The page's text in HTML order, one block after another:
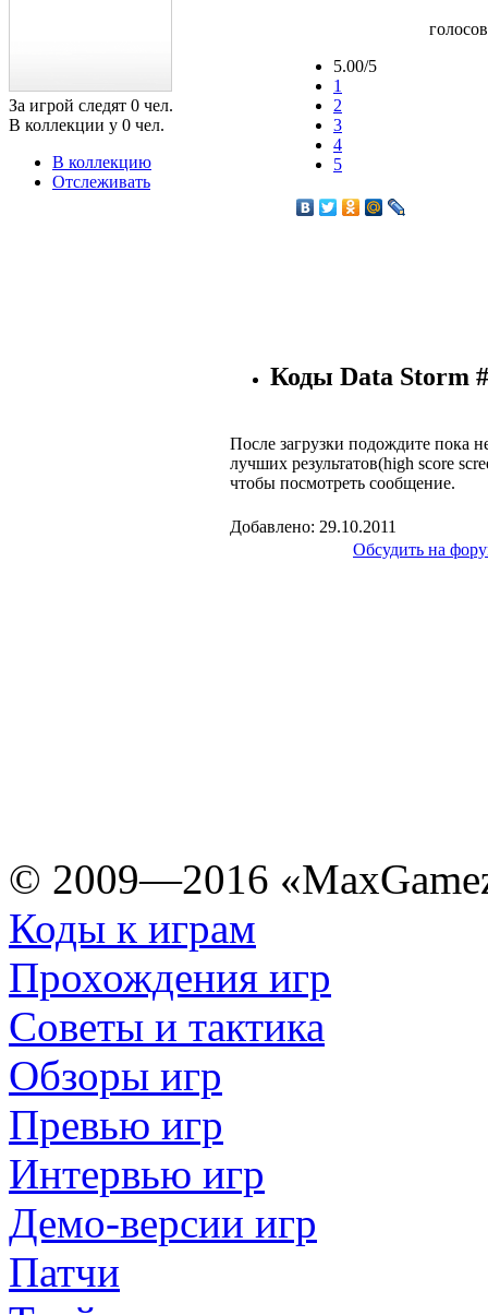
За игрой следят 0 чел.
В коллекции у 0 чел.
В коллекцию
Отслеживать
5.00/5
1
2
3
4
5
Коды Data Storm
После загрузки подождите пока
лучших результатов(high score
чтобы посмотреть сообщение.
Добавлено: 29.10.2011
Обсудить на
© 2009—2016
Коды к играм
Прохождения игр
Советы и тактика
Обзоры игр
Превью игр
Интервью игр
Демо-версии игр
Патчи